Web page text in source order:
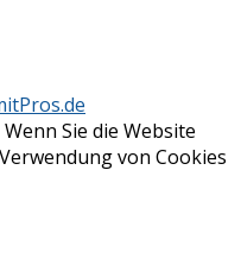
Sie die Website
von Cookies